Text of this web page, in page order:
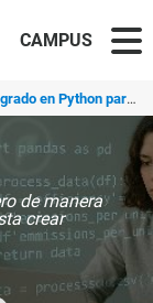
CAMPUS
en Python para Profesionales
de manera
crear